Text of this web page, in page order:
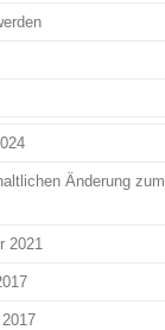
Änderung zum
2021